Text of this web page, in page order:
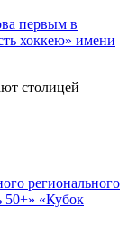
первым в
хоккею» имени
столицей
регионального
50+» «Кубок